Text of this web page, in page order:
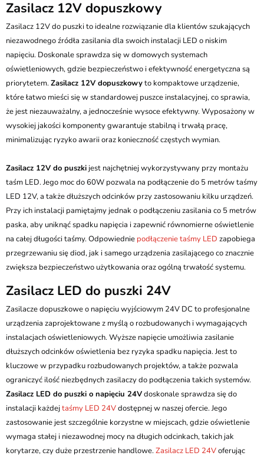
Zasilacz 12V dopuszkowy
Zasilacz 12V do puszki to idealne rozwiązanie dla klientów szukających
niezawodnego źródła zasilania dla swoich instalacji LED o niskim
napięciu. Doskonale sprawdza się w domowych systemach
oświetleniowych, gdzie bezpieczeństwo i efektywność energetyczna są
priorytetem.Zasilacz 12V dopuszkowyto kompaktowe urządzenie,
które łatwo mieści się w standardowej puszce instalacyjnej, co sprawia,
że jest niezauważalny, a jednocześnie wysoce efektywny. Wyposażony w
wysokiej jakości komponenty gwarantuje stabilną i trwałą pracę,
minimalizując ryzyko awarii oraz konieczność częstych wymian.
Zasilacz 12V do puszki jest najchętniej wykorzystywany przy montażu
taśm LED. Jego moc do 60W pozwala na podłączenie do 5 metrów taśmy
LED 12V, a także dłuższych odcinków przy zastosowaniu kilku urządzeń.
Przy ich instalacji pamiętajmy jednak o podłączeniu zasilania co 5 metrów
paska, aby uniknąć spadku napięcia i zapewnić równomierne oświetlenie
na całej długości taśmy. Odpowiednie podłączenie taśmy LED zapobiega
przegrzewaniu się diod, jak i samego urządzenia zasilającego co znacznie
zwiększa bezpieczeństwo użytkowania oraz ogólną trwałość systemu.
Zasilacz LED do puszki 24V
Zasilacze dopuszkowe o napięciu wyjściowym 24V DC to profesjonalne
urządzenia zaprojektowane z myślą o rozbudowanych i wymagających
instalacjach oświetleniowych. Wyższe napięcie umożliwia zasilanie
dłuższych odcinków oświetlenia bez ryzyka spadku napięcia. Jest to
kluczowe w przypadku rozbudowanych projektów, a także pozwala
ograniczyć ilość niezbędnych zasilaczy do podłączenia takich systemów.
Zasilacz LED do puszki o napięciu 24Vdoskonale sprawdza się do
instalacji każdejtaśmy LED 24Vdostępnej w naszej ofercie. Jego
zastosowanie jest szczególnie korzystne w miejscach, gdzie oświetlenie
wymaga stałej i niezawodnej mocy na długich odcinkach, takich jak
korytarze, czy duże przestrzenie handlowe.Zasilacz LED 24Voferując